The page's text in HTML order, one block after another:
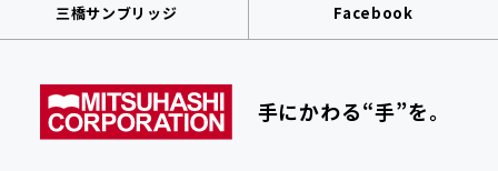
三橋サンブリッジ Facebook
手にかわる“手”を。